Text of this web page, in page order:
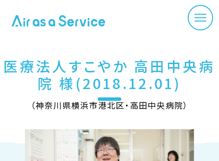
医療法人すこやか 高田中央病
院 様(2018.12.01)
（神奈川県横浜市港北区 高田中央病院）